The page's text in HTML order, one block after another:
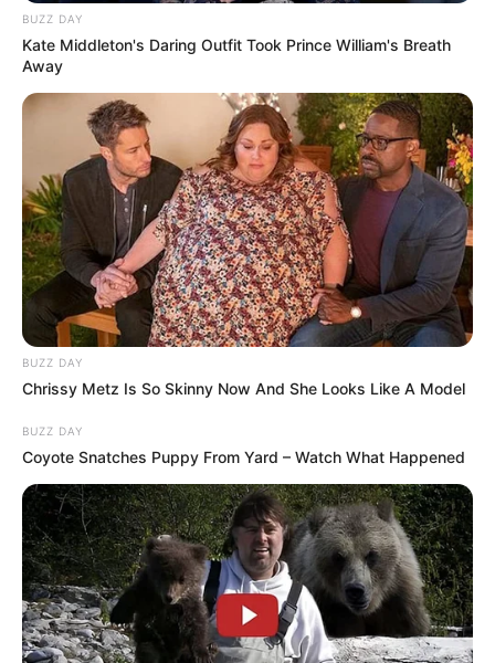
BUZZ DAY
Kate Middleton's Daring Outfit Took Prince William's Breath
Away
BUZZ DAY
Chrissy Metz Is So Skinny Now And She Looks Like A Model
BUZZ DAY
Coyote Snatches Puppy From Yard – Watch What Happened